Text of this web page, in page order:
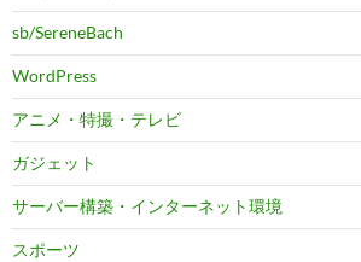
sb/SereneBach
WordPress
アニメ・特撮・テレビ
ガジェット
サーバー構築・インターネット環境
スポーツ